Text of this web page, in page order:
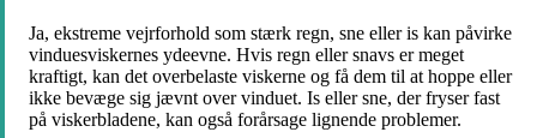
Ja, ekstreme vejrforhold som stærk regn, sne eller is kan påvirke
vinduesviskernes ydeevne. Hvis regn eller snavs er meget
kraftigt, kan det overbelaste viskerne og få dem til at hoppe eller
ikke bevæge sig jævnt over vinduet. Is eller sne, der fryser fast
på viskerbladene, kan også forårsage lignende problemer.